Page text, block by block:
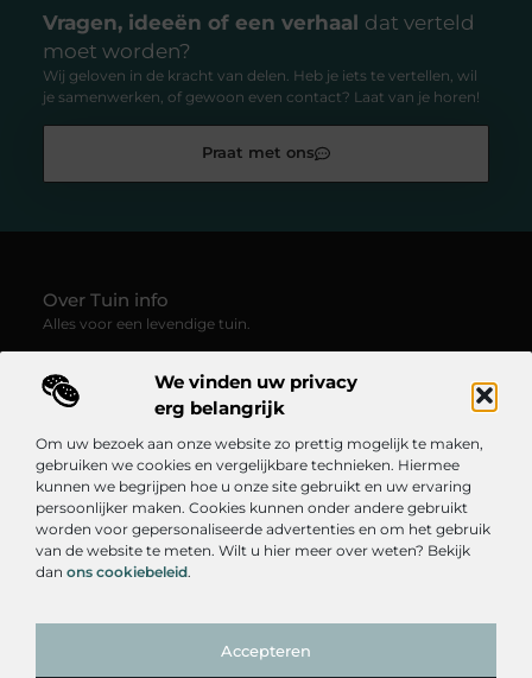
We vinden uw privacy
erg belangrijk
Om uw bezoek aan onze website zo prettig mogelijk te maken,
gebruiken we cookies en vergelijkbare technieken. Hiermee
kunnen we begrijpen hoe u onze site gebruikt en uw ervaring
persoonlijker maken. Cookies kunnen onder andere gebruikt
worden voor gepersonaliseerde advertenties en om het gebruik
van de website te meten. Wilt u hier meer over weten? Bekijk
dan ons cookiebeleid.
Accepteren
Vragen, ideeën of een verhaal dat verteld
moet worden?
Wij geloven in de kracht van delen. Heb je iets te vertellen, wil
je samenwerken, of gewoon even contact? Laat van je horen!
Praat met ons
Over Tuin info
Alles voor een levendige tuin.
inspiratie, praktische tips en creatieve ideeën voor
tuinliefhebbers. Ontdek hoe je van elke buitenruimte een plek
Onze informatie
Bericht categorie